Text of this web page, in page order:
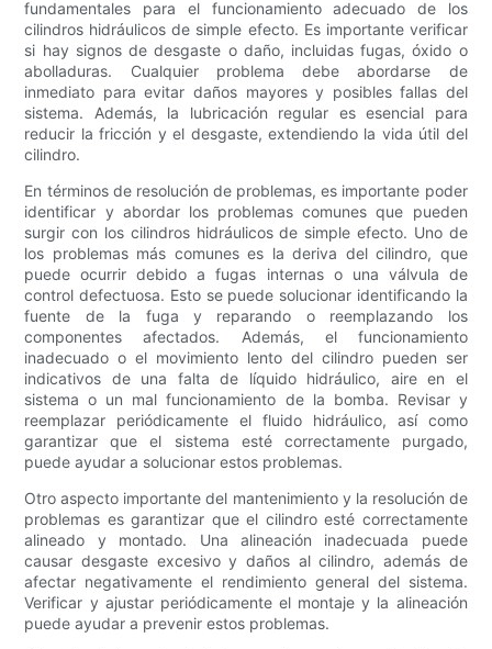
fundamentales para el funcionamiento adecuado de los
cilindros hidráulicos de simple efecto. Es importante verificar
si hay signos de desgaste o daño, incluidas fugas, óxido o
abolladuras. Cualquier problema debe abordarse de
inmediato para evitar daños mayores y posibles fallas del
sistema. Además, la lubricación regular es esencial para
reducir la fricción y el desgaste, extendiendo la vida útil del
cilindro.
En términos de resolución de problemas, es importante poder
identificar y abordar los problemas comunes que pueden
surgir con los cilindros hidráulicos de simple efecto. Uno de
los problemas más comunes es la deriva del cilindro, que
puede ocurrir debido a fugas internas o una válvula de
control defectuosa. Esto se puede solucionar identificando la
fuente de la fuga y reparando o reemplazando los
componentes afectados. Además, el funcionamiento
inadecuado o el movimiento lento del cilindro pueden ser
indicativos de una falta de líquido hidráulico, aire en el
sistema o un mal funcionamiento de la bomba. Revisar y
reemplazar periódicamente el fluido hidráulico, así como
garantizar que el sistema esté correctamente purgado,
puede ayudar a solucionar estos problemas.
Otro aspecto importante del mantenimiento y la resolución de
problemas es garantizar que el cilindro esté correctamente
alineado y montado. Una alineación inadecuada puede
causar desgaste excesivo y daños al cilindro, además de
afectar negativamente el rendimiento general del sistema.
Verificar y ajustar periódicamente el montaje y la alineación
puede ayudar a prevenir estos problemas.